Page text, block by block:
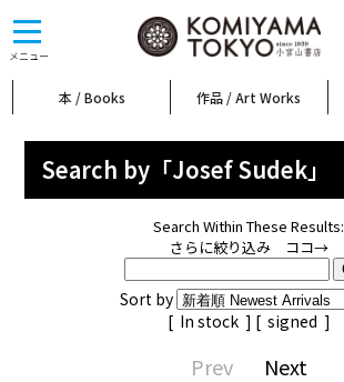
メニュー
toggle
navigation
本 / Books 作品 / Art Works
Search by「Josef Sudek」
Search Within These Results:
さらに絞り込み ココ→
Sort by
[ In stock ] [ signed ]
Prev Next